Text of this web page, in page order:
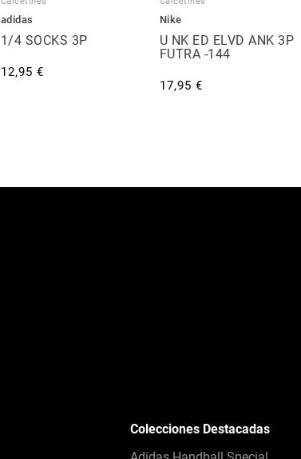
adidas
1/4 SOCKS 3P
12,95 €
Nike
U NK ED ELVD ANK 3P
FUTRA -144
17,95 €
Colecciones Destacadas